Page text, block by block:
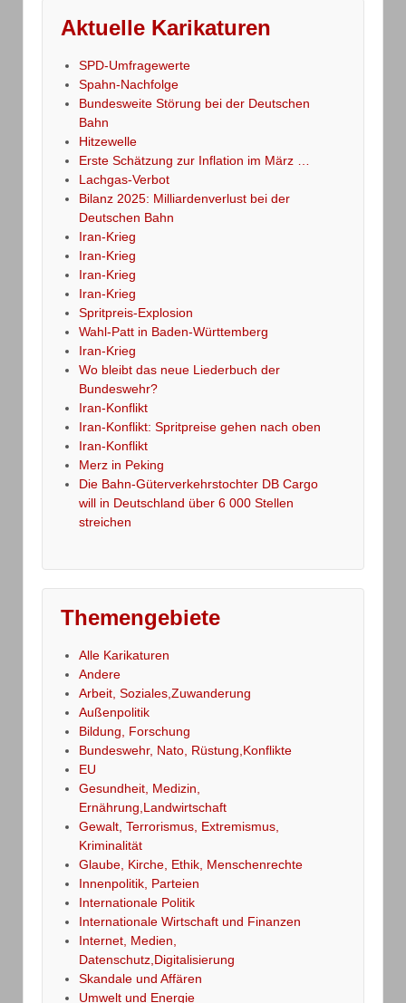
Aktuelle Karikaturen
SPD-Umfragewerte
Spahn-Nachfolge
Bundesweite Störung bei der Deutschen
Bahn
Hitzewelle
Erste Schätzung zur Inflation im März …
Lachgas-Verbot
Bilanz 2025: Milliardenverlust bei der
Deutschen Bahn
Iran-Krieg
Iran-Krieg
Iran-Krieg
Iran-Krieg
Spritpreis-Explosion
Wahl-Patt in Baden-Württemberg
Iran-Krieg
Wo bleibt das neue Liederbuch der
Bundeswehr?
Iran-Konflikt
Iran-Konflikt: Spritpreise gehen nach oben
Iran-Konflikt
Merz in Peking
Die Bahn-Güterverkehrstochter DB Cargo
will in Deutschland über 6 000 Stellen
streichen
Themengebiete
Alle Karikaturen
Andere
Arbeit, Soziales,Zuwanderung
Außenpolitik
Bildung, Forschung
Bundeswehr, Nato, Rüstung,Konflikte
EU
Gesundheit, Medizin,
Ernährung,Landwirtschaft
Gewalt, Terrorismus, Extremismus,
Kriminalität
Glaube, Kirche, Ethik, Menschenrechte
Innenpolitik, Parteien
Internationale Politik
Internationale Wirtschaft und Finanzen
Internet, Medien,
Datenschutz,Digitalisierung
Skandale und Affären
Umwelt und Energie